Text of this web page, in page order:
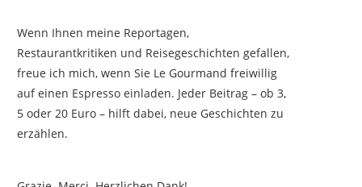
Wenn Ihnen meine Reportagen,
Restaurantkritiken und Reisegeschichten gefallen,
freue ich mich, wenn Sie Le Gourmand freiwillig
auf einen Espresso einladen. Jeder Beitrag – ob 3,
5 oder 20 Euro – hilft dabei, neue Geschichten zu
erzählen.